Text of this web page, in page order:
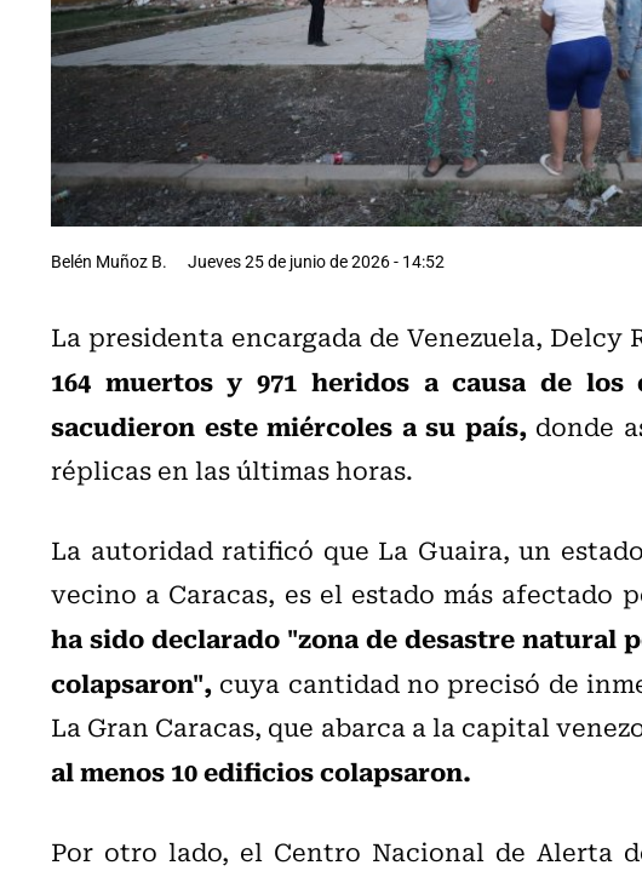
Belén Muñoz B. Jueves 25 de junio de 2026 - 14:52
La presidenta encargada de Venezuela, Delcy
164 muertos y 971 heridos a causa de
sacudieron este miércoles a su país,donde
réplicas en las últimas horas.
La autoridad ratificó que La Guaira, un
vecino a Caracas, es el estado más afectado
ha sido declarado "zona de desastre natural
colapsaron", cuya cantidad no precisó de
La Gran Caracas, que abarca a la capital
al menos 10 edificios colapsaron.
Por otro lado, el Centro Nacional de Alerta